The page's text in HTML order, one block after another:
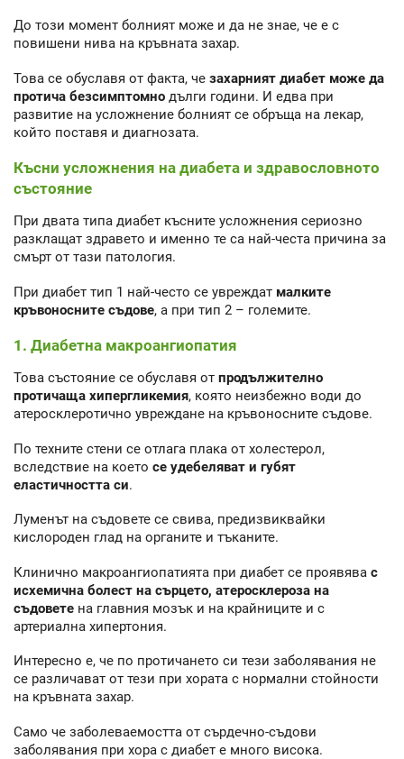
До този момент болният може и да не знае, че е с
повишени нива на кръвната захар.
Това се обуславя от факта, че захарният диабет може да
протича безсимптомно дълги години. И едва при
развитие на усложнение болният се обръща на лекар,
който поставя и диагнозата.
Късни усложнения на диабета и здравословното
състояние
При двата типа диабет късните усложнения сериозно
разклащат здравето и именно те са най-честа причина за
смърт от тази патология.
При диабет тип 1 най-често се увреждат малките
кръвоносните съдове, а при тип 2 – големите.
1. Диабетна макроангиопатия
Това състояние се обуславя от продължително
протичаща хипергликемия, която неизбежно води до
атеросклеротично увреждане на кръвоносните съдове.
По техните стени се отлага плака от холестерол,
вследствие на което се удебеляват и губят
еластичността си.
Луменът на съдовете се свива, предизвиквайки
кислороден глад на органите и тъканите.
Клинично макроангиопатията при диабет се проявява с
исхемична болест на сърцето, атеросклероза на
съдовете на главния мозък и на крайниците и с
артериална хипертония.
Интересно е, че по протичането си тези заболявания не
се различават от тези при хората с нормални стойности
на кръвната захар.
Само че заболеваемостта от сърдечно-съдови
заболявания при хора с диабет е много висока.